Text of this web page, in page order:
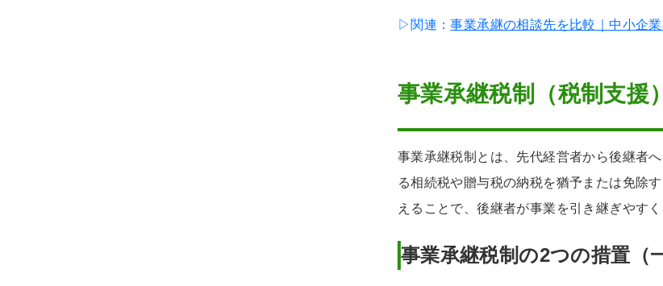
▷関連：事業承継の相談先を比較｜中小企
事業承継税制（税制支援）
事業承継税制とは、先代経営者から後継者
る相続税や贈与税の納税を猶予または免除
えることで、後継者が事業を引き継ぎやすく
事業承継税制の2つの措置（